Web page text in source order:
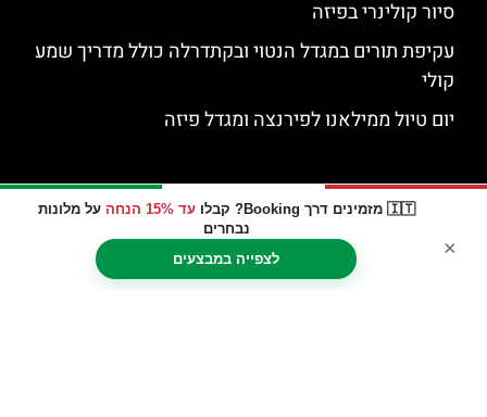
🇮🇹 מזמינים דרך Booking? קבלו עד 15% הנחה
על מלונות
נבחרים
לצפייה במבצעים
×
סיור קולינרי בפיזה
עקיפת תורים במגדל הנטוי ובקתדרלה כולל מדריך שמע
קולי
יום טיול ממילאנו לפירנצה ומגדל פיזה